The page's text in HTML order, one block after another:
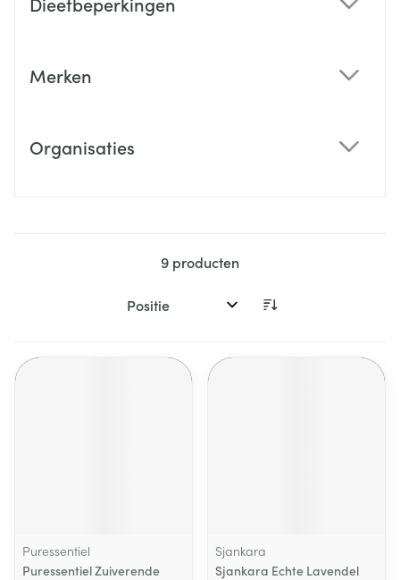
Merken
Organisaties
9 producten
Sorteer op:
Puressentiel
Puressentiel Zuiverende
Sjankara
Sjankara Echte Lavendel